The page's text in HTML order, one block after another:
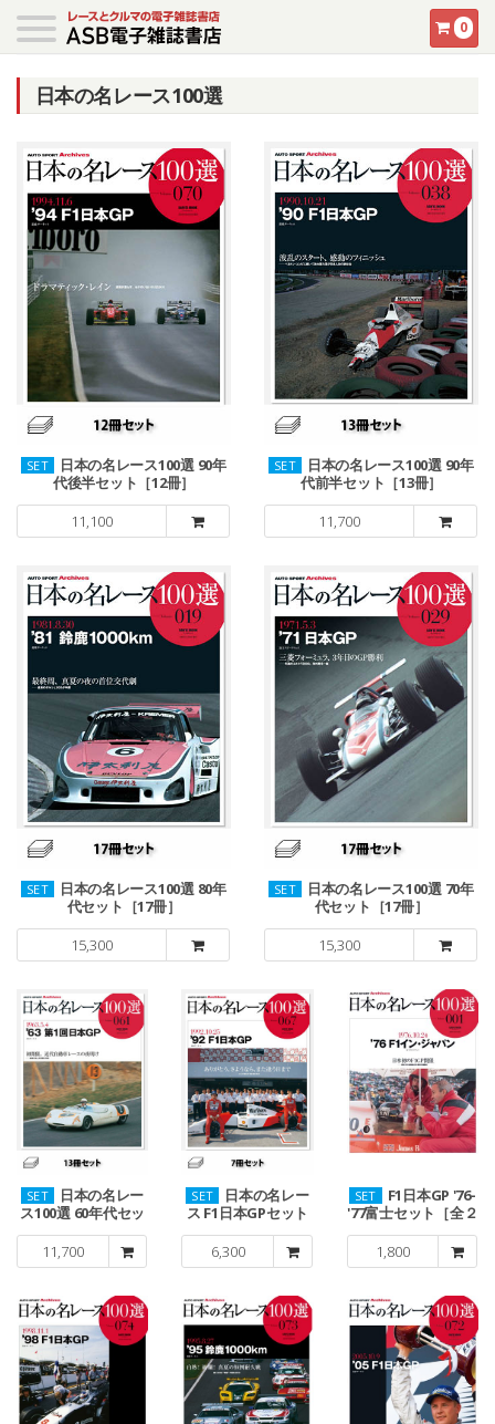
0
日本の名レース100選
SET
日本の名レース100選 90年
代後半セット［12冊］
11,100
SET
日本の名レース100選 90年
代前半セット［13冊］
11,700
SET
日本の名レース100選 80年
代セット［17冊］
15,300
SET
日本の名レース100選 70年
代セット［17冊］
15,300
SET
日本の名レー
ス100選 60年代セッ
ト［13冊］
11,700
SET
日本の名レー
ス F1日本GPセット
［7冊］
6,300
SET
F1日本GP '76-
'77富士セット［全２
冊］
1,800